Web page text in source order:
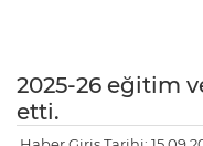
2025-26 eğitim
etti.